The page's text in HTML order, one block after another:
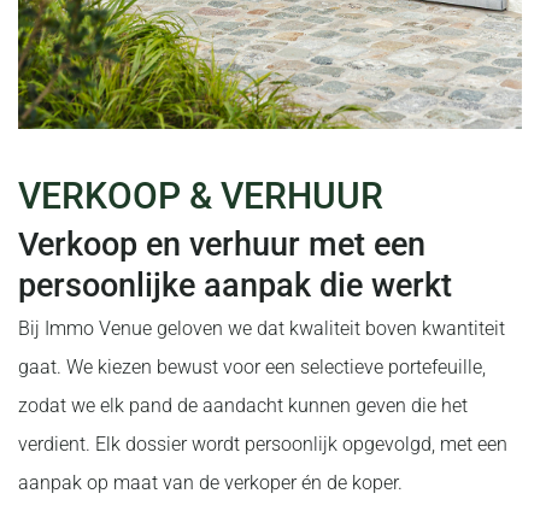
VERKOOP & VERHUUR
Verkoop en verhuur met een
persoonlijke aanpak die werkt
Bij Immo Venue geloven we dat kwaliteit boven kwantiteit
gaat. We kiezen bewust voor een selectieve portefeuille,
zodat we elk pand de aandacht kunnen geven die het
verdient. Elk dossier wordt persoonlijk opgevolgd, met een
aanpak op maat van de verkoper én de koper.